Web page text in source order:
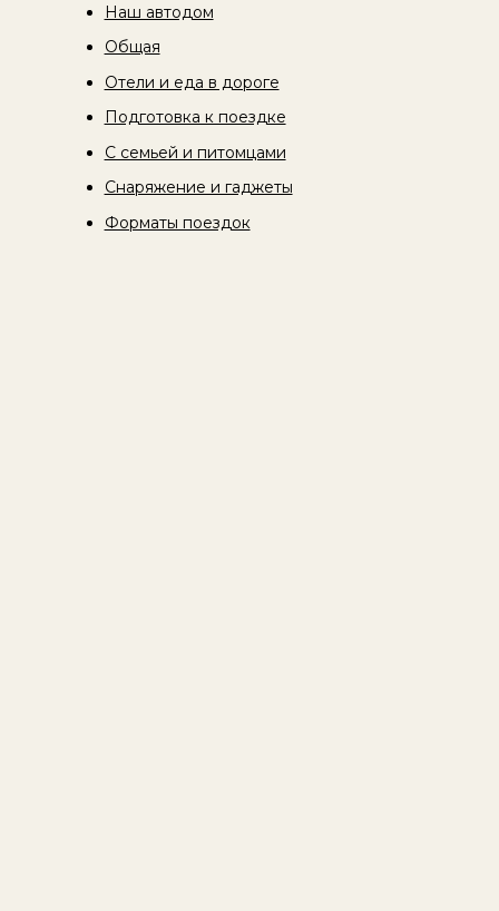
Наш автодом
Общая
Отели и еда в дороге
Подготовка к поездке
С семьей и питомцами
Снаряжение и гаджеты
Форматы поездок